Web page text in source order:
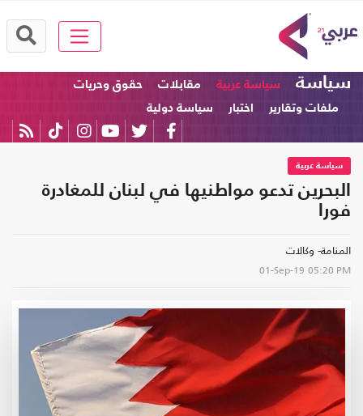
سياسة سياسة عربية مقابلات
حقوق وحريات
ملفات وتقارير
اختبار سياسة دولية
سياسة عربية
البحرين تدعو مواطنيها في لبنان للمغادرة
فورا
المنامة- وكالات
01-Sep-19 05:20 PM